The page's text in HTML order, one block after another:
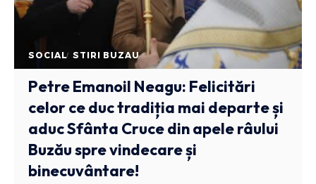
SOCIAL STIRI BUZAU
Petre Emanoil Neagu: Felicitări
celor ce duc tradiția mai departe și
aduc Sfânta Cruce din apele râului
Buzău spre vindecare și
binecuvântare!